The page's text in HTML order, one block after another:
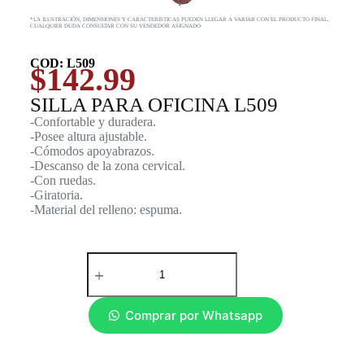
*LA ILUSTRACIÓN, DIMENSIONES Y CARACTERISTICAS PUEDEN LLEGAR A VARIAR CON EL PRODUCTO FINAL,
CUALQUIER DUDA CONSULTAR CON SU VENDEDOR ASIGNADO
COD: L509
$142.99
SILLA PARA OFICINA L509
-Confortable y duradera.
-Posee altura ajustable.
-Cómodos apoyabrazos.
-Descanso de la zona cervical.
-Con ruedas.
-Giratoria.
-Material del relleno: espuma.
Comprar por Whatsapp